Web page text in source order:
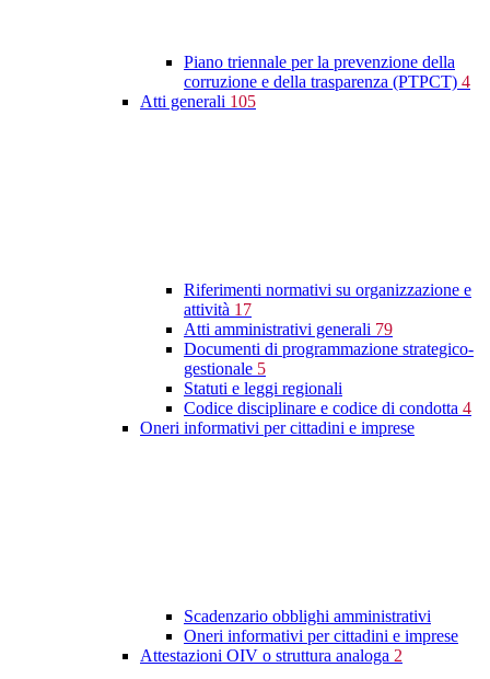
Piano triennale per la prevenzione della
corruzione e della trasparenza (PTPCT) 4
Atti generali 105
Riferimenti normativi su organizzazione e
attività 17
Atti amministrativi generali 79
Documenti di programmazione strategico-
gestionale 5
Statuti e leggi regionali
Codice disciplinare e codice di condotta 4
Oneri informativi per cittadini e imprese
Scadenzario obblighi amministrativi
Oneri informativi per cittadini e imprese
Attestazioni OIV o struttura analoga 2